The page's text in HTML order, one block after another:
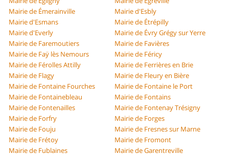
Mairie de Émerainville
Mairie d'Esbly
Mairie d'Esmans
Mairie de Étrépilly
Mairie d'Everly
Mairie de Évry Grégy sur Yerre
Mairie de Faremoutiers
Mairie de Favières
Mairie de Faÿ lès Nemours
Mairie de Féricy
Mairie de Férolles Attilly
Mairie de Ferrières en Brie
Mairie de Flagy
Mairie de Fleury en Bière
Mairie de Fontaine Fourches
Mairie de Fontaine le Port
Mairie de Fontainebleau
Mairie de Fontains
Mairie de Fontenailles
Mairie de Fontenay Trésigny
Mairie de Forfry
Mairie de Forges
Mairie de Fouju
Mairie de Fresnes sur Marne
Mairie de Frétoy
Mairie de Fromont
Mairie de Fublaines
Mairie de Garentreville